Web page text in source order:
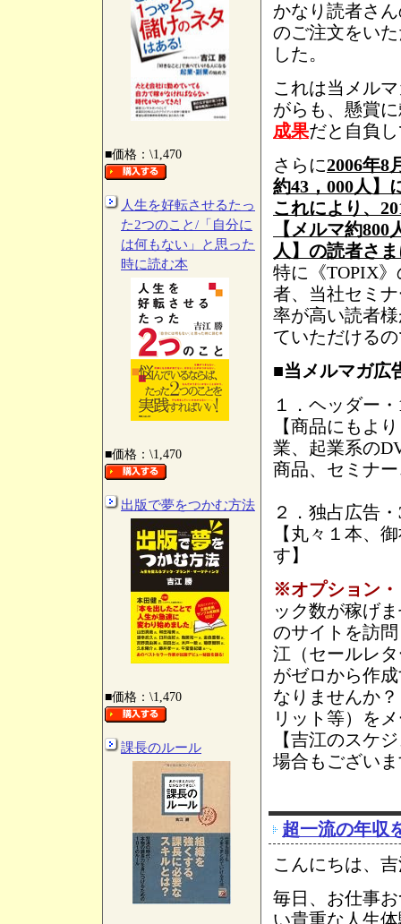
かなり読者さ
のご注文をい
した。
これは当メル
がらも、懸賞
成果だと自負
さらに2006年8
約43，000人】
これにより、
【メルマ約
人】の読者さ
特に《TOPIX
者、当社セミ
率が高い読者
ていただける
■当メルマガ広
１．ヘッダー・
【商品にもよ
業、起業系の
商品、セミナ
２．独占広告・
【丸々１本、
す】
※オプション・
ック数が稼げ
のサイトを訪
江（セールレ
がゼロから作
なりませんか
リット等）を
【吉江のスケ
場合もござい
超一流の年収
こんにちは、
毎日、お仕事
い貴重な人生
■価格：\1,470
人生を好転させるたっ
た2つのこと/「自分に
は何もない」と思った
時に読む本
■価格：\1,470
出版で夢をつかむ方法
■価格：\1,470
課長のルール